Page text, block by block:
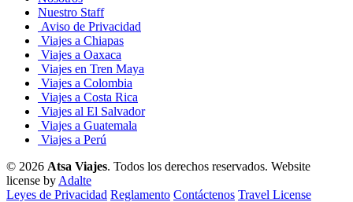
Nuestro Staff
Aviso de Privacidad
Viajes a Chiapas
Viajes a Oaxaca
Viajes en Tren Maya
Viajes a Colombia
Viajes a Costa Rica
Viajes al El Salvador
Viajes a Guatemala
Viajes a Perú
© 2026 Atsa Viajes. Todos los derechos reservados. Website
license by Adalte
Leyes de Privacidad Reglamento Contáctenos Travel License